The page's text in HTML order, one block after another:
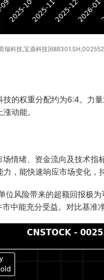
瑞科技,宝鼎科技
的权重分配约为6:4。力
动能。
情绪、资金流向及技术
，能快速响应市场变化，
风险带来的超额回报极
中能充分受益。对比基准